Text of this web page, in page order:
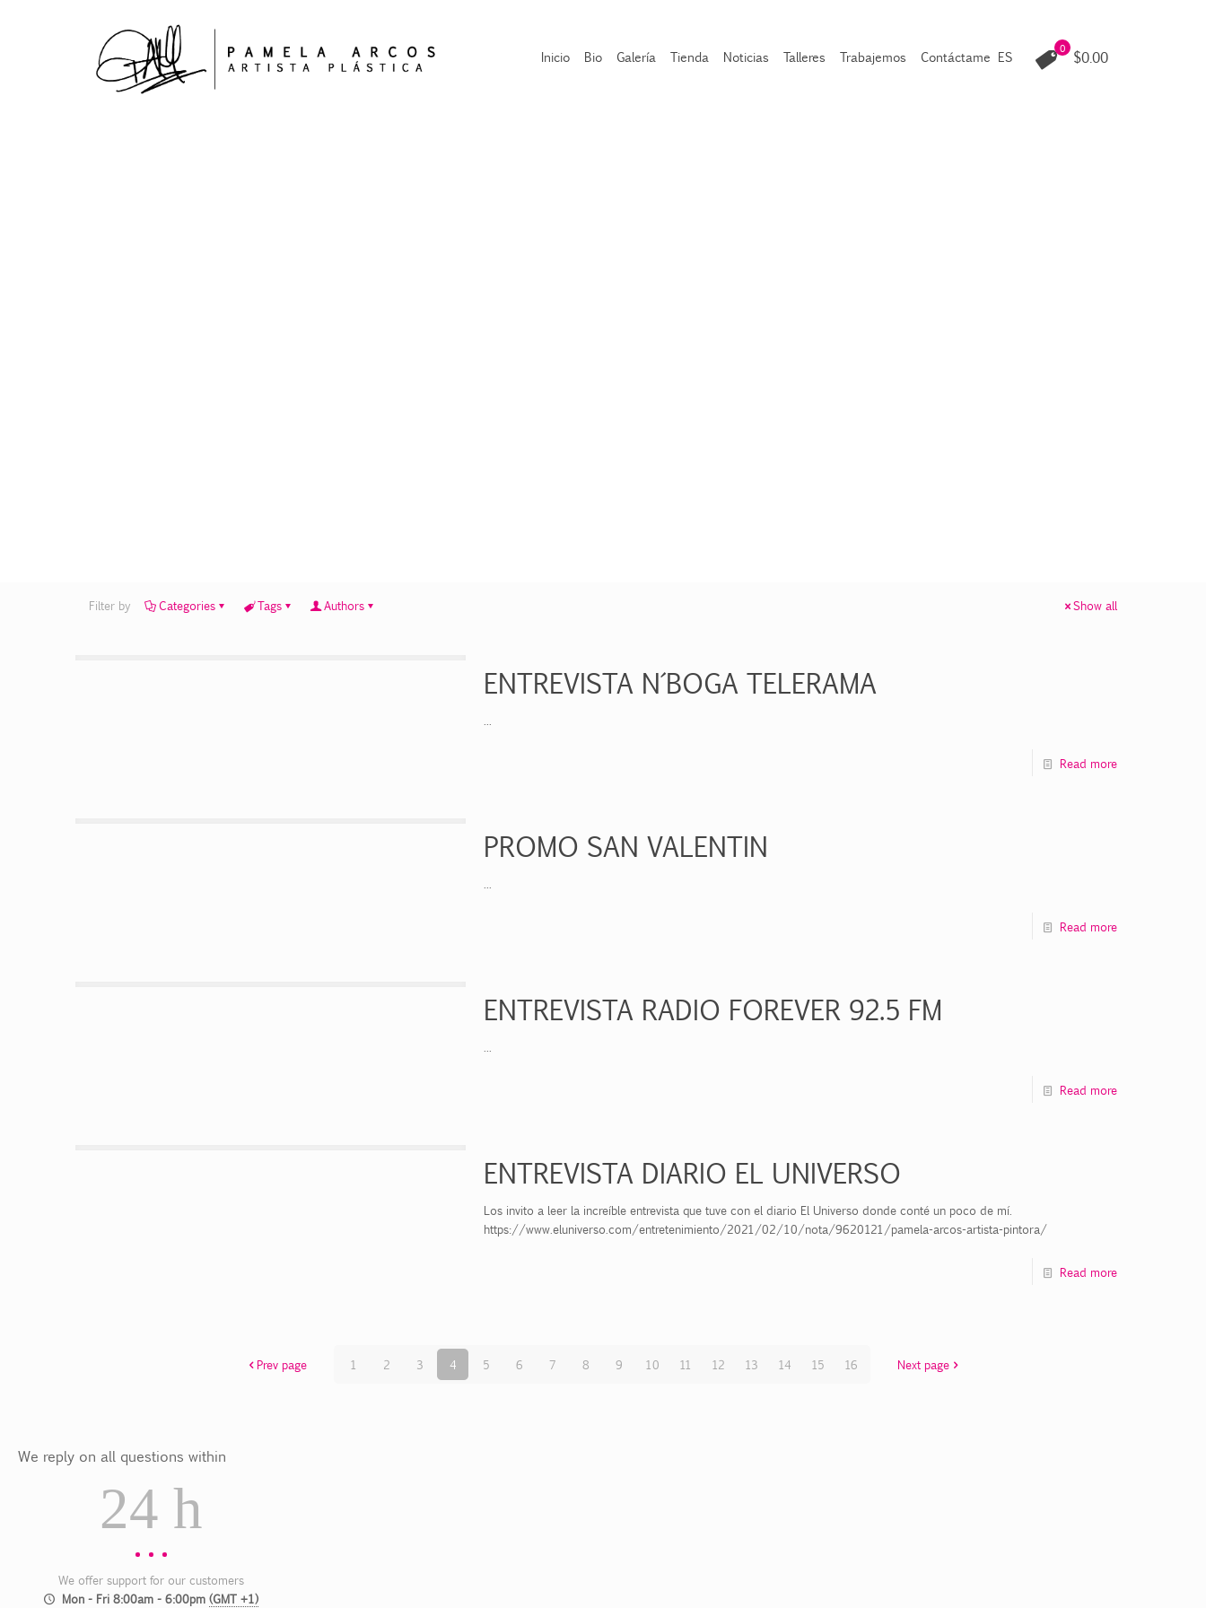
Inicio Bio Galería Tienda Noticias Talleres Trabajemos Contáctame ES 0 $0.00
Filter by Categories Tags Authors Show all
ENTREVISTA N´BOGA TELERAMA
Read more
PROMO SAN VALENTIN
Read more
ENTREVISTA RADIO FOREVER 92.5 FM
Read more
ENTREVISTA DIARIO EL UNIVERSO
Los invito a leer la increíble entrevista que tuve con el diario El Universo donde conté un poco de mí.
https://www.eluniverso.com/entretenimiento/2021/02/10/nota/9620121/pamela-arcos-artista-pintora/
Read more
Prev page 1 2 3 4 5 6 7 8 9 10 11 12 13 14 15 16 Next page
We reply on all questions within
24 h
We offer support for our customers
Mon - Fri 8:00am - 6:00pm (GMT +1)